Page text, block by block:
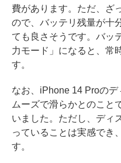
費があります。ただ、ざ
ので、バッテリ残量が十
ても良さそうです。バッ
力モード」になると、常
す。
なお、iPhone 14 Proの
ムーズで滑らかとのこと
いました。ただし、ディ
っていることは実感でき
す。